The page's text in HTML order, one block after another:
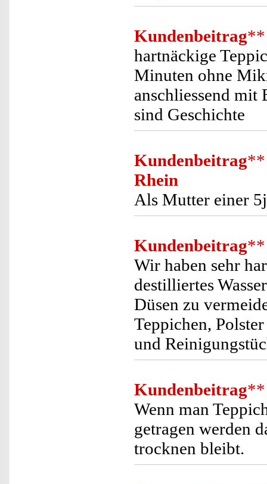
Kundenbeitrag**
hartnäckige
Minuten ohne
anschliessend mit
sind Geschichte
Kundenbeitrag**
Rhein
Als Mutter einer
Kundenbeitrag**
Wir haben sehr
destilliertes
Düsen zu
Teppichen,
und
Kundenbeitrag**
Wenn man
getragen werden
trocknen bleibt.